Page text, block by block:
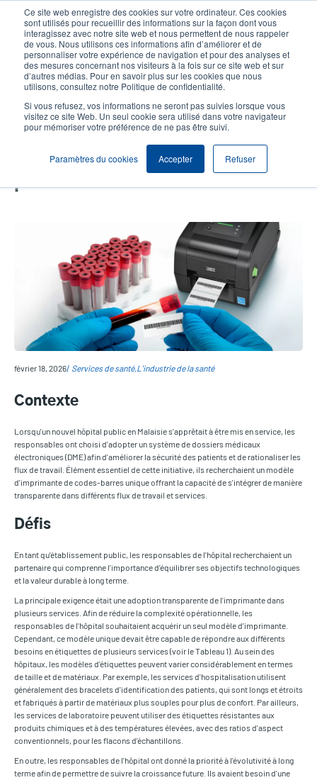
Ce site web enregistre des cookies sur votre ordinateur. Ces cookies
sont utilisés pour recueillir des informations sur la façon dont vous
interagissez avec notre site web et nous permettent de nous rappeler
de vous. Nous utilisons ces informations afin d’améliorer et de
personnaliser votre expérience de navigation et pour des analyses et
des mesures concernant nos visiteurs à la fois sur ce site web et sur
d’autres médias. Pour en savoir plus sur les cookies que nous
utilisons, consultez notre Politique de confidentialité.
Si vous refusez, vos informations ne seront pas suivies lorsque vous
visitez ce site Web. Un seul cookie sera utilisé dans votre navigateur
pour mémoriser votre préférence de ne pas être suivi.
Paramètres du cookies Accepter Refuser
contenu
principal
User
account
menu
User
Header
Sélection Produits Contact Commercial
Faciliter l'adoption des DME dans
les hôpitaux : un seul modèle
d'imprimante de codes-barres,
plusieurs services
février 18, 2026 Services de santé L'industrie de la santé
Contexte
Lorsqu'un nouvel hôpital public en Malaisie s'apprêtait à être mis en service, les
responsables ont choisi d'adopter un système de dossiers médicaux
électroniques (DME) afin d'améliorer la sécurité des patients et de rationaliser les
flux de travail. Élément essentiel de cette initiative, ils recherchaient un modèle
d'imprimante de codes-barres unique offrant la capacité de s'intégrer de manière
transparente dans différents flux de travail et services.
Défis
En tant qu'établissement public, les responsables de l'hôpital recherchaient un
partenaire qui comprenne l'importance d'équilibrer ses objectifs technologiques
et la valeur durable à long terme.
La principale exigence était une adoption transparente de l'imprimante dans
plusieurs services. Afin de réduire la complexité opérationnelle, les
responsables de l'hôpital souhaitaient acquérir un seul modèle d'imprimante.
Cependant, ce modèle unique devait être capable de répondre aux différents
besoins en étiquettes de plusieurs services (voir le Tableau 1). Au sein des
hôpitaux, les modèles d'étiquettes peuvent varier considérablement en termes
de taille et de matériaux. Par exemple, les services d'hospitalisation utilisent
généralement des bracelets d'identification des patients, qui sont longs et étroits
et fabriqués à partir de matériaux plus souples pour plus de confort. Par ailleurs,
les services de laboratoire peuvent utiliser des étiquettes résistantes aux
produits chimiques et à des températures élevées, avec des ratios d'aspect
conventionnels, pour les flacons d'échantillons.
En outre, les responsables de l'hôpital ont donné la priorité à l'évolutivité à long
terme afin de permettre de suivre la croissance future. Ils avaient besoin d'une